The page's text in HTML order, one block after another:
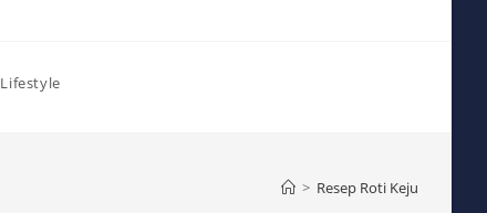
Lifestyle
> Resep Roti Keju